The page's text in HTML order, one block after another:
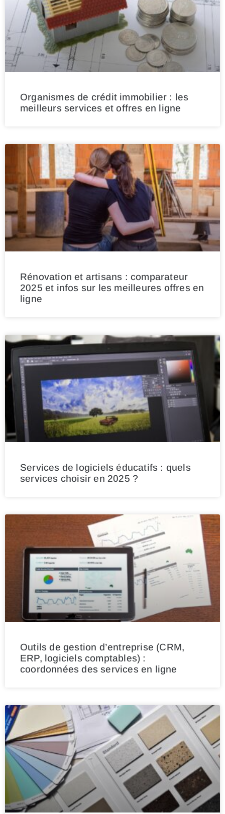
Organismes de crédit immobilier : les
meilleurs services et offres en ligne
Rénovation et artisans : comparateur
2025 et infos sur les meilleures offres en
ligne
Services de logiciels éducatifs : quels
services choisir en 2025 ?
Outils de gestion d’entreprise (CRM,
ERP, logiciels comptables) :
coordonnées des services en ligne